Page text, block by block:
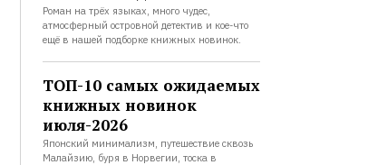
Роман на трёх языках, много чудес,
атмосферный островной детектив и кое-что
ещё в нашей подборке книжных новинок.
ТОП-10 самых ожидаемых
книжных новинок
июля-2026
Японский минимализм, путешествие сквозь
Малайзию, буря в Норвегии, тоска в